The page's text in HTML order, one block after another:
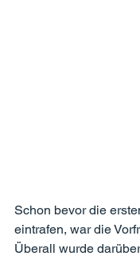
Schon bevor die
eintrafen, war die
Überall wurde